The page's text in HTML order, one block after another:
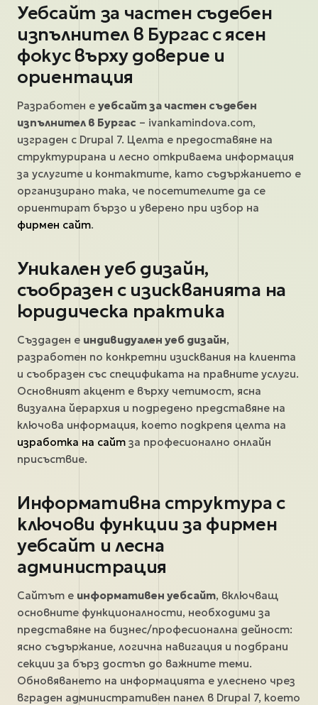
Уебсайт за частен съдебен
изпълнител в Бургас с ясен
фокус върху доверие и
ориентация
Разработен е уебсайт за частен съдебен
изпълнител в Бургас – ivankamindova.com,
изграден с Drupal 7. Целта е предоставяне на
структурирана и лесно откриваема информация
за услугите и контактите, като съдържанието е
организирано така, че посетителите да се
ориентират бързо и уверено при избор на
фирмен сайт.
Уникален уеб дизайн,
съобразен с изискванията на
юридическа практика
Създаден е индивидуален уеб дизайн,
разработен по конкретни изисквания на клиента
и съобразен със спецификата на правните услуги.
Основният акцент е върху четимост, ясна
визуална йерархия и подредено представяне на
ключова информация, което подкрепя целта на
изработка на сайт за професионално онлайн
присъствие.
Информативна структура с
ключови функции за фирмен
уебсайт и лесна
администрация
Сайтът е информативен уебсайт, включващ
основните функционалности, необходими за
представяне на бизнес/професионална дейност:
ясно съдържание, логична навигация и подбрани
секции за бърз достъп до важните теми.
Обновяването на информацията е улеснено чрез
вграден административен панел в Drupal 7, което